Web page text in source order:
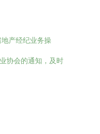
产经纪业务操
协会的通知，及时